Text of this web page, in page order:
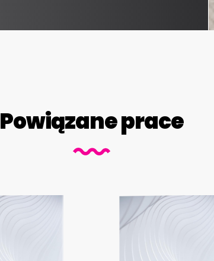
Powiązane prace